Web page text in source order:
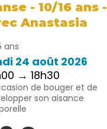
- 10/16 ans -
Anastasia
ans
24 août 2026
→ 18h30
de bouger et de
son aisance